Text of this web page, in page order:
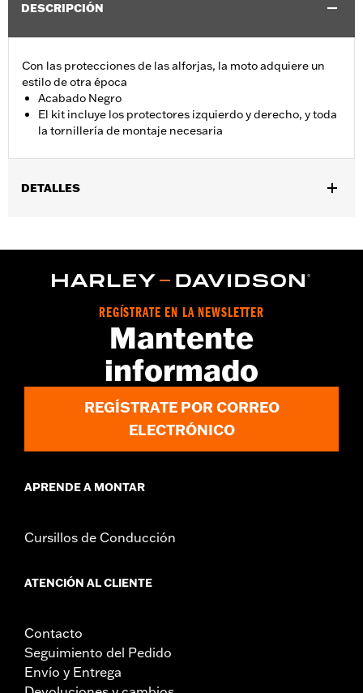
DESCRIPCIÓN
Con las protecciones de las alforjas, la moto adquiere un
estilo de otra época
Acabado Negro
El kit incluye los protectores izquierdo y derecho, y toda
la tornillería de montaje necesaria
DETALLES
Impermeable: No
Contenido del embalaje:Protector de maleta, tornillería de
montaje e instrucciones
REGÍSTRATE EN LA NEWSLETTER
Mantente
informado
REGÍSTRATE POR CORREO
ELECTRÓNICO
APRENDE A MONTAR
Cursillos de Conducción
ATENCIÓN AL CLIENTE
Contacto
Seguimiento del Pedido
Envío y Entrega